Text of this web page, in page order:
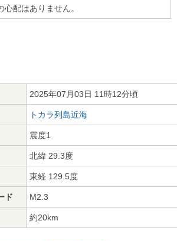
配はありません。
2025年07月03日 11時12分頃
トカラ列島近海
震度1
北緯 29.3度
東経 129.5度
ド M2.3
約20km